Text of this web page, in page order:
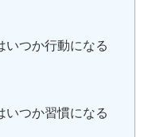
いつか行動になる
いつか習慣になる